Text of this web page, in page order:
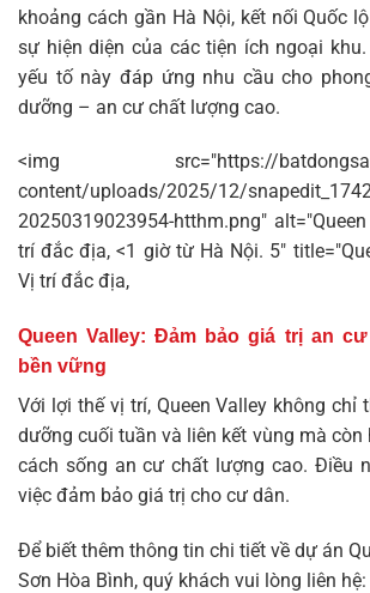
khoảng cách gần Hà Nội, kết nối Quốc
sự hiện diện của các tiện ích ngoại
yếu tố này đáp ứng nhu cầu cho
dưỡng – an cư chất lượng cao.
<img src="https://
content/uploads/2025/12/
20250319023954-htthm.png"
trí đắc địa, <1 giờ từ Hà Nội. 5"
Vị trí đắc địa,
Queen Valley: Đảm bảo giá trị an
bền vững
Với lợi thế vị trí, Queen Valley không chỉ
dưỡng cuối tuần và liên kết vùng mà còn
cách sống an cư chất lượng cao. Điều
việc đảm bảo giá trị cho cư dân.
Để biết thêm thông tin chi tiết về dự án
Sơn Hòa Bình, quý khách vui lòng liên hệ: